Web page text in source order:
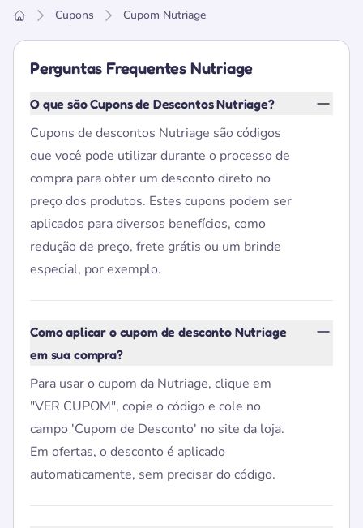
Cupons Cupom Nutriage
Perguntas Frequentes Nutriage
O que são Cupons de Descontos Nutriage?
Cupons de descontos Nutriage são códigos
que você pode utilizar durante o processo de
compra para obter um desconto direto no
preço dos produtos. Estes cupons podem ser
aplicados para diversos benefícios, como
redução de preço, frete grátis ou um brinde
especial, por exemplo.
Como aplicar o cupom de desconto Nutriage
em sua compra?
Para usar o cupom da Nutriage, clique em
"VER CUPOM", copie o código e cole no
campo 'Cupom de Desconto' no site da loja.
Em ofertas, o desconto é aplicado
automaticamente, sem precisar do código.